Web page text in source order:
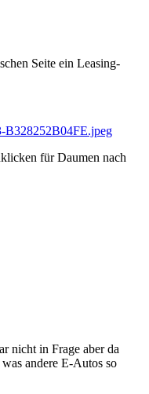
Seite ein Leasing-
für Daumen nach
nicht in Frage aber da
andere E-Autos so